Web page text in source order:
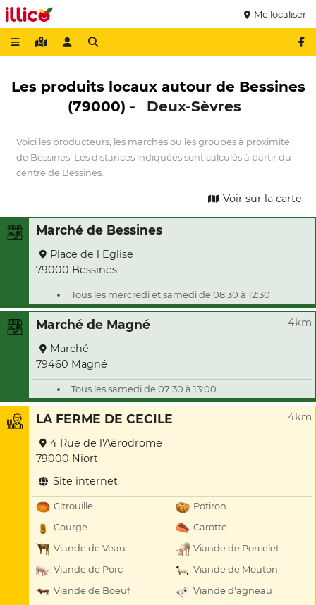
Me localiser
Les produits locaux autour de Bessines
(79000) -
Deux-Sèvres
Voici les producteurs, les marchés ou les groupes à proximité
de Bessines. Les distances indiquées sont calculés à partir du
centre de Bessines.
Voir sur la carte
Marché de Bessines
Place de l Eglise
79000 Bessines
Tous les mercredi et samedi de 08:30 à 12:30
Marché de Magné 4km
Marché
79460 Magné
Tous les samedi de 07:30 à 13:00
LA FERME DE CECILE 4km
4 Rue de l'Aérodrome
79000 Niort
Site internet
Citrouille
Potiron
Courge
Carotte
Viande de Veau
Viande de Porcelet
Viande de Porc
Viande de Mouton
Viande de Boeuf
Viande d'agneau